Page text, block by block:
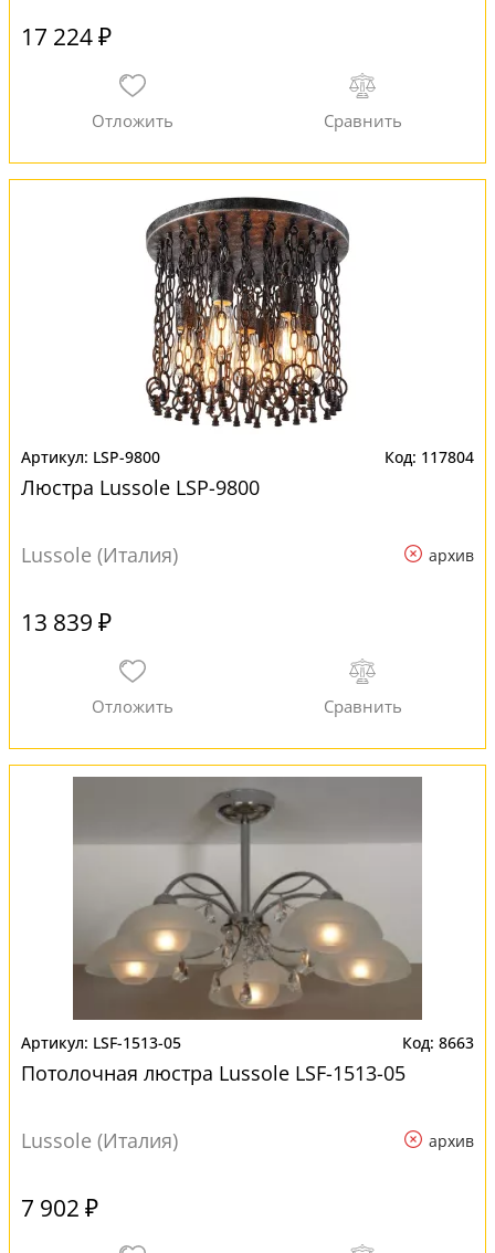
17 224 ₽
LSP-9800 117804
Люстра Lussole LSP-9800
Lussole (Италия) архив
13 839 ₽
LSF-1513-05 8663
Потолочная люстра Lussole LSF-1513-05
Lussole (Италия) архив
7 902 ₽